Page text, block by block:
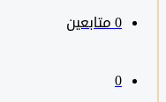
متابعين